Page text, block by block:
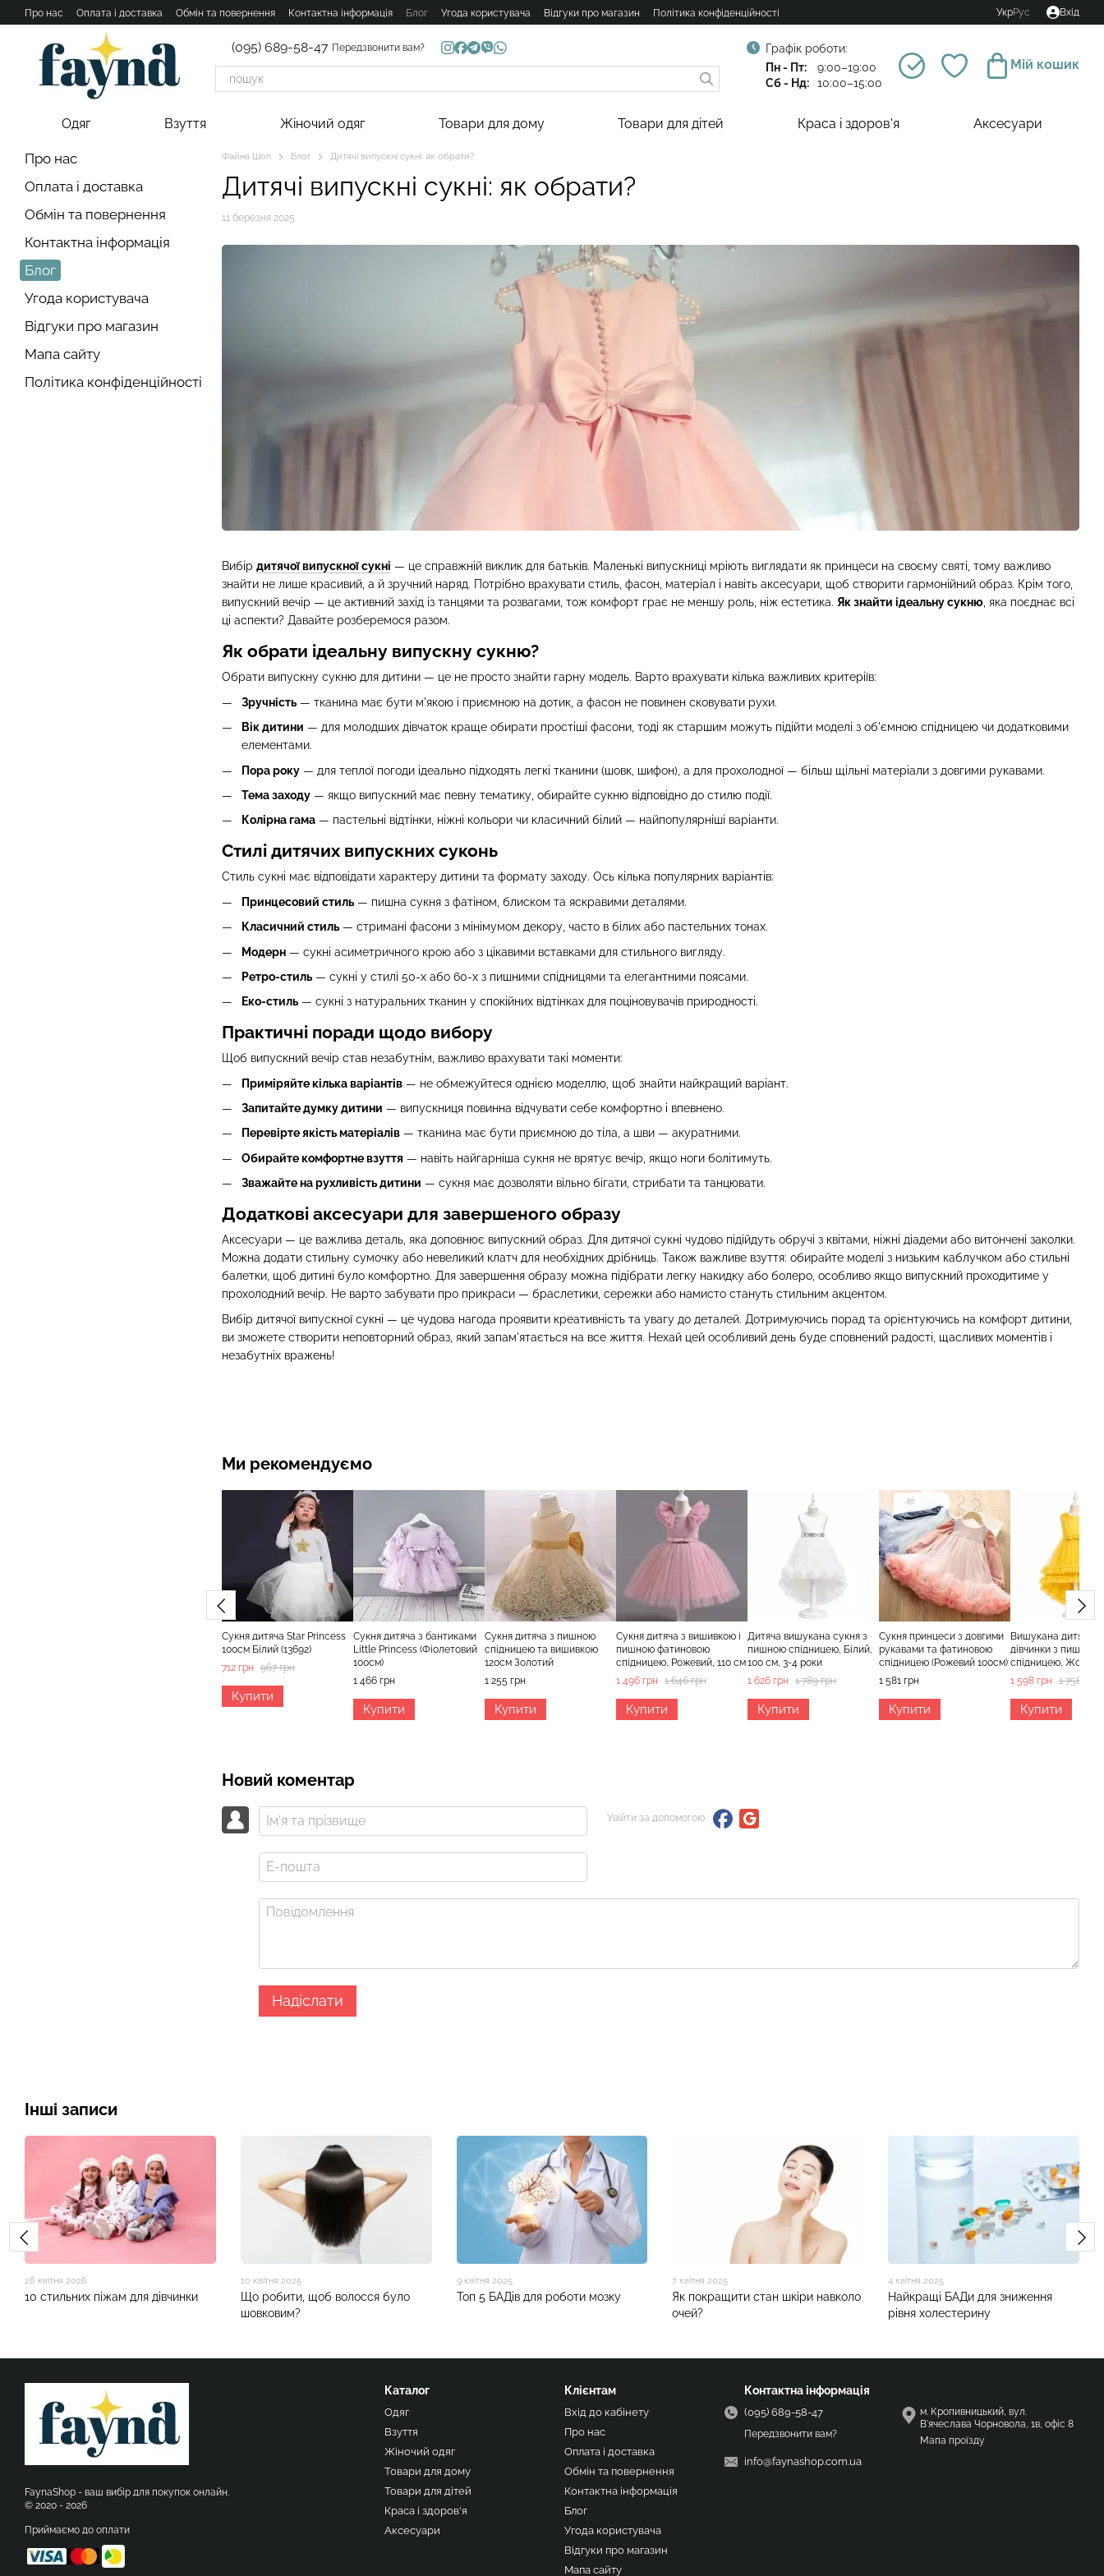
Перейти к основному контенту
Про нас Оплата і доставка Обмін та повернення Контактна інформація Блог Угода користувача Відгуки про магазин Політика конфіденційності УкрРус Вхід
(095) 689-58-47 Передзвонити вам?
Графік роботи:
Пн - Пт:
9:00–19:00
Сб - Нд:
10:00–15:00
Мій кошик
Одяг Взуття Жіночий одяг Товари для дому Товари для дітей Краса і здоров'я Аксесуари
Файна Шоп Блог Дитячі випускні сукні: як обрати?
Дитячі випускні сукні: як обрати?
11 березня 2025
Вибір дитячої випускної сукні — це справжній виклик для батьків. Маленькі випускниці мріють виглядати як принцеси на своєму святі, тому важливо
знайти не лише красивий, а й зручний наряд. Потрібно врахувати стиль, фасон, матеріал і навіть аксесуари, щоб створити гармонійний образ. Крім того,
випускний вечір — це активний захід із танцями та розвагами, тож комфорт грає не меншу роль, ніж естетика. Як знайти ідеальну сукню, яка поєднає всі
ці аспекти? Давайте розберемося разом.
Як обрати ідеальну випускну сукню?
Обрати випускну сукню для дитини — це не просто знайти гарну модель. Варто врахувати кілька важливих критеріїв:
Зручність — тканина має бути м'якою і приємною на дотик, а фасон не повинен сковувати рухи.
Вік дитини — для молодших дівчаток краще обирати простіші фасони, тоді як старшим можуть підійти моделі з об'ємною спідницею чи додатковими
елементами.
Пора року — для теплої погоди ідеально підходять легкі тканини (шовк, шифон), а для прохолодної — більш щільні матеріали з довгими рукавами.
Тема заходу — якщо випускний має певну тематику, обирайте сукню відповідно до стилю події.
Колірна гама — пастельні відтінки, ніжні кольори чи класичний білий — найпопулярніші варіанти.
Стилі дитячих випускних суконь
Стиль сукні має відповідати характеру дитини та формату заходу. Ось кілька популярних варіантів:
Принцесовий стиль — пишна сукня з фатіном, блиском та яскравими деталями.
Класичний стиль — стримані фасони з мінімумом декору, часто в білих або пастельних тонах.
Модерн — сукні асиметричного крою або з цікавими вставками для стильного вигляду.
Ретро-стиль — сукні у стилі 50-х або 60-х з пишними спідницями та елегантними поясами.
Еко-стиль — сукні з натуральних тканин у спокійних відтінках для поціновувачів природності.
Практичні поради щодо вибору
Щоб випускний вечір став незабутнім, важливо врахувати такі моменти:
Приміряйте кілька варіантів — не обмежуйтеся однією моделлю, щоб знайти найкращий варіант.
Запитайте думку дитини — випускниця повинна відчувати себе комфортно і впевнено.
Перевірте якість матеріалів — тканина має бути приємною до тіла, а шви — акуратними.
Обирайте комфортне взуття — навіть найгарніша сукня не врятує вечір, якщо ноги болітимуть.
Зважайте на рухливість дитини — сукня має дозволяти вільно бігати, стрибати та танцювати.
Додаткові аксесуари для завершеного образу
Аксесуари — це важлива деталь, яка доповнює випускний образ. Для дитячої сукні чудово підійдуть обручі з квітами, ніжні діадеми або витончені заколки.
Можна додати стильну сумочку або невеликий клатч для необхідних дрібниць. Також важливе взуття: обирайте моделі з низьким каблучком або стильні
балетки, щоб дитині було комфортно. Для завершення образу можна підібрати легку накидку або болеро, особливо якщо випускний проходитиме у
прохолодний вечір. Не варто забувати про прикраси — браслетики, сережки або намисто стануть стильним акцентом.
Вибір дитячої випускної сукні — це чудова нагода проявити креативність та увагу до деталей. Дотримуючись порад та орієнтуючись на комфорт дитини,
ви зможете створити неповторний образ, який запам'ятається на все життя. Нехай цей особливий день буде сповнений радості, щасливих моментів і
незабутніх вражень!
Ми рекомендуємо
Сукня дитяча Star Princess
100см Білий (13692)
712 грн
967 грн
Купити
Сукня дитяча з бантиками
Little Princess (Фіолетовий
100см)
1 466 грн
Купити
Сукня дитяча з пишною
спідницею та вишивкою
120см Золотий
1 255 грн
Купити
Сукня дитяча з вишивкою і
пишною фатиновою
спідницею, Рожевий, 110 см
1 496 грн
1 646 грн
Купити
Дитяча вишукана сукня з
пишною спідницею, Білий,
100 см, 3-4 роки
1 626 грн
1 789 грн
Купити
Сукня принцеси з довгими
рукавами та фатиновою
спідницею (Рожевий 100см)
1 581 грн
Купити
Вишукана дитяча
дівчинки з пишною
спідницею,
6-7 років
1 598 грн 1 758 грн
Купити
Новий коментар
Увійти за допомогою
Надіслати
Про нас
Оплата і доставка
Обмін та повернення
Контактна інформація
Блог
Угода користувача
Відгуки про магазин
Мапа сайту
Політика конфіденційності
Інші записи
28 квітня 2026
10 стильних піжам для дівчинки
10 квітня 2025
Що робити, щоб волосся було
шовковим?
9 квітня 2025
Топ 5 БАДів для роботи мозку
7 квітня 2025
Як покращити стан шкіри навколо
очей?
4 квітня 2025
Найкращі БАДи для зниження
рівня холестерину
FaynaShop - ваш вибір для покупок онлайн.
© 2020 - 2026
Приймаємо до оплати
Каталог
Одяг
Взуття
Жіночий одяг
Товари для дому
Товари для дітей
Краса і здоров'я
Аксесуари
Клієнтам
Вхід до кабінету
Про нас
Оплата і доставка
Обмін та повернення
Контактна інформація
Блог
Угода користувача
Відгуки про магазин
Мапа сайту
Контактна інформація
(095) 689-58-47
Передзвонити вам?
info@faynashop.com.ua
м. Кропивницький, вул.
В'ячеслава Чорновола, 1в, офіс 8
Мапа проїзду